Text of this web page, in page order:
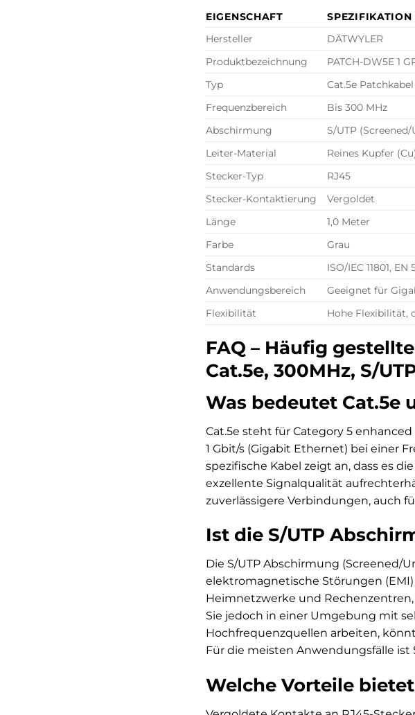
EIGENSCHAFT
SPEZIFIKATION
Hersteller
DÄTWYLER
Produktbezeichnung
PATCH-DW5E 1
Typ
Cat.5e Patchkabel
Frequenzbereich
Bis 300 MHz
Abschirmung
S/UTP
Leiter-Material
Reines Kupfer (Cu)
Stecker-Typ
RJ45
Stecker-Kontaktierung
Vergoldet
Länge
1,0 Meter
Farbe
Grau
Standards
ISO/IEC 11801, EN
Anwendungsbereich
Geeignet für
Flexibilität
Hohe Flexibilität,
FAQ – Häufig gestellte
Cat.5e, 300MHz, S/
Was bedeutet Cat.5e
Cat.5e steht für Category 5
1 Gbit/s (Gigabit Ethernet) bei einer
spezifische Kabel zeigt an, dass es
exzellente Signalqualität
zuverlässigere Verbindungen, auch
Ist die S/UTP
Die S/UTP Abschirmung (Screened/
elektromagnetische Störungen
Heimnetzwerke und
Sie jedoch in einer Umgebung mit
Hochfrequenzquellen arbeiten,
Für die meisten Anwendungsfälle ist
Welche Vorteile